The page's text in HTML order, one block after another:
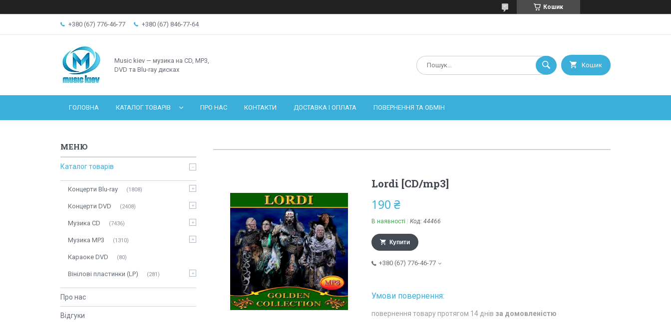
Кошик
+380 (67) 776-46-77 +380 (67) 846-77-64
Music kiev — музика на CD, MP3,
DVD та Blu-ray дисках
Кошик
ГОЛОВНА КАТАЛОГ ТОВАРІВ ПРО НАС КОНТАКТИ ДОСТАВКА І ОПЛАТА ПОВЕРНЕННЯ ТА ОБМІН
Lordi [CD/mp3]
190 ₴
В наявності Код: 44466
Купити
+380 (67) 776-46-77
повернення товару протягом 14 днів за домовленістю
Каталог товарів
Концерти Blu-ray 1808
Концерти DVD 2408
Музика CD 7436
Музика MP3 1310
Караоке DVD 80
Вінілові пластинки (LP) 281
Про нас
Відгуки